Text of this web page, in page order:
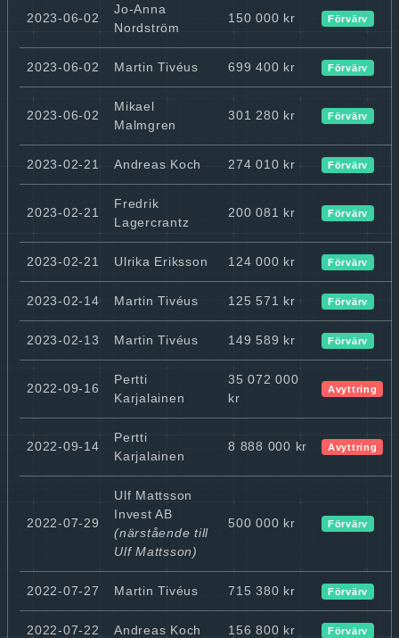
2023-06-02
Jo-Anna
Nordström
150 000 kr Förvärv
2023-06-02 Martin Tivéus 699 400 kr Förvärv
2023-06-02
Mikael
Malmgren
301 280 kr Förvärv
2023-02-21 Andreas Koch 274 010 kr Förvärv
2023-02-21
Fredrik
Lagercrantz
200 081 kr Förvärv
2023-02-21 Ulrika Eriksson 124 000 kr Förvärv
2023-02-14 Martin Tivéus 125 571 kr Förvärv
2023-02-13 Martin Tivéus 149 589 kr Förvärv
2022-09-16
Pertti
Karjalainen
35 072 000
kr
Avyttring
2022-09-14
Pertti
Karjalainen
8 888 000 kr Avyttring
2022-07-29
Ulf Mattsson
Invest AB
(närstående till
Ulf Mattsson)
500 000 kr Förvärv
2022-07-27 Martin Tivéus 715 380 kr Förvärv
2022-07-22 Andreas Koch 156 800 kr Förvärv